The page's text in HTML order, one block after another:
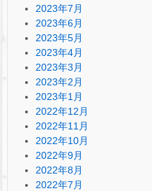
2023年7月
2023年6月
2023年5月
2023年4月
2023年3月
2023年2月
2023年1月
2022年12月
2022年11月
2022年10月
2022年9月
2022年8月
2022年7月